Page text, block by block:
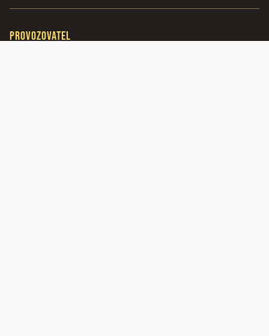
Provozovatel